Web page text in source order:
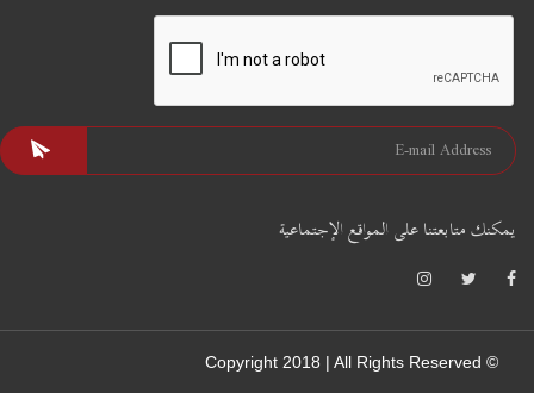
يمكنك متابعتنا على المواقع الإجتماعية
© Copyright 2018 | All Rights Reserved